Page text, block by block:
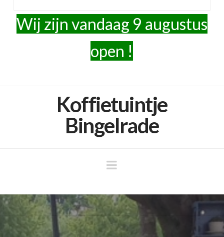
Wij zijn vandaag 9 augustus
open !
Koffietuintje
Bingelrade
Navigation